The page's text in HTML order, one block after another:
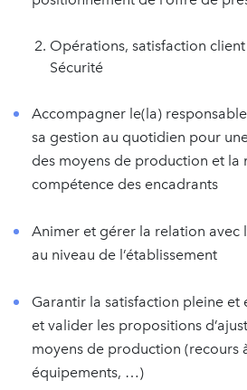
Opérations, satisfaction
Sécurité
Accompagner le(la)
sa gestion au quotidien pour
des moyens de production et la
compétence des encadrants
Animer et gérer la relation avec
au niveau de l’établissement
Garantir la satisfaction pleine et
et valider les propositions
moyens de production (recours
équipements, …)